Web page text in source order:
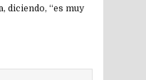
diciendo, “es muy